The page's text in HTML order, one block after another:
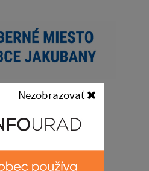
Nezobrazovať